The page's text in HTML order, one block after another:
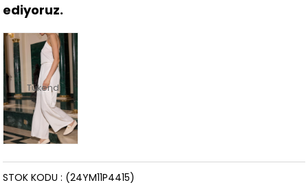
ediyoruz.
Tükendi
(24YM11P4415)
STOK KODU